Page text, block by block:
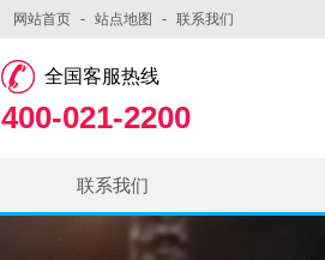
网站首页 - 站点地图 - 联系我们
全国客服热线
400-021-2200
联系我们